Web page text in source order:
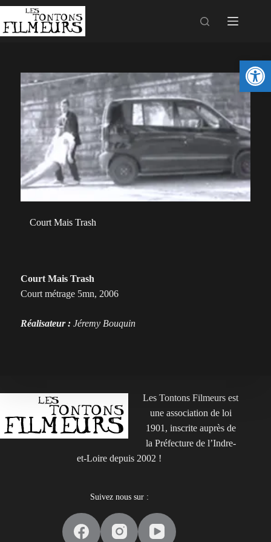
Court Mais Trash
Court Mais Trash
Court métrage 5mn, 2006
Réalisateur :Jéremy Bouquin
Les Tontons Filmeurs est
une association de loi
1901, inscrite auprès de
la Préfecture de l’Indre-
et-Loire depuis 2002 !
Suivez nous sur :